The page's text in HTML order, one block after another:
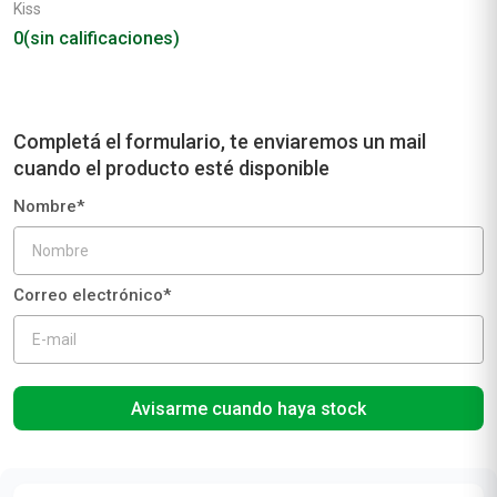
Kiss
0(sin calificaciones)
Avisarme cuando haya stock